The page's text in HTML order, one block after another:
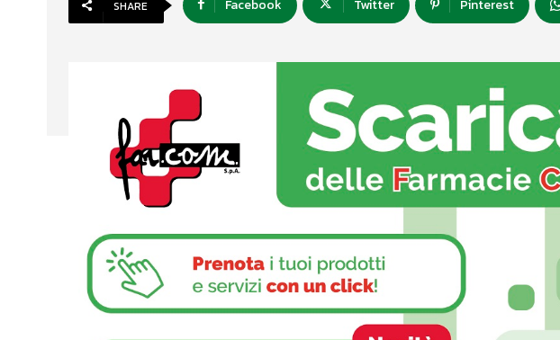
SHARE Facebook Twitter Pinterest